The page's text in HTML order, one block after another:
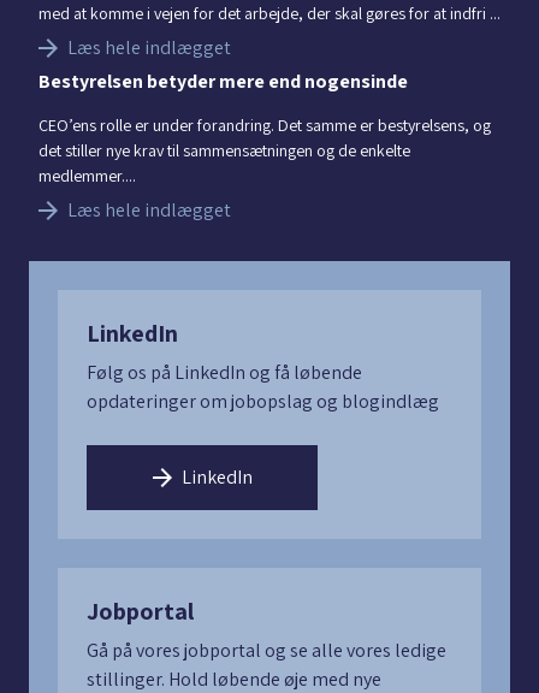
med at komme i vejen for det arbejde, der skal gøres for at indfri ...
Læs hele indlægget
Bestyrelsen betyder mere end nogensinde
CEO’ens rolle er under forandring. Det samme er bestyrelsens, og
det stiller nye krav til sammensætningen og de enkelte
medlemmer....
Læs hele indlægget
LinkedIn
Følg os på LinkedIn og få løbende
opdateringer om jobopslag og blogindlæg
LinkedIn
Jobportal
Gå på vores jobportal og se alle vores ledige
stillinger. Hold løbende øje med nye